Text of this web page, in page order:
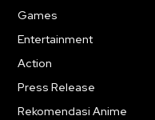
Games
Entertainment
Action
Press Release
Rekomendasi Anime